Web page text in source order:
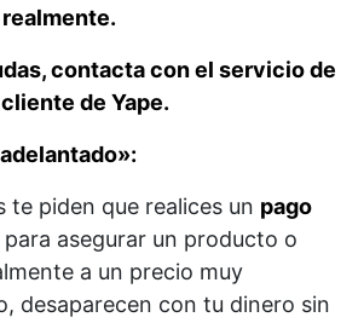
contacta con el servicio de
de Yape.
te piden que realices un pago
para asegurar un producto o
a un precio muy
desaparecen con tu dinero sin